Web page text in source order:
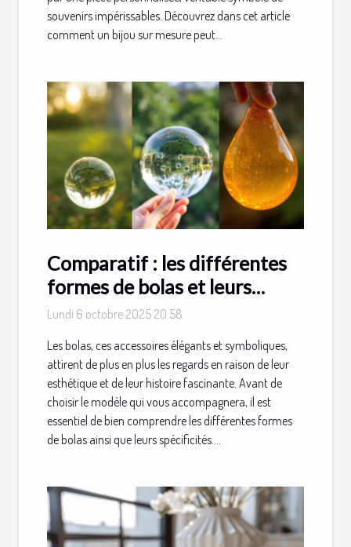
souvenirs impérissables. Découvrez dans cet article
comment un bijou sur mesure peut...
Comparatif : les différentes
formes de bolas et leurs
spécificités
Lundi 6 octobre 2025 20:58
Les bolas, ces accessoires élégants et symboliques,
attirent de plus en plus les regards en raison de leur
esthétique et de leur histoire fascinante. Avant de
choisir le modèle qui vous accompagnera, il est
essentiel de bien comprendre les différentes formes
de bolas ainsi que leurs spécificités....